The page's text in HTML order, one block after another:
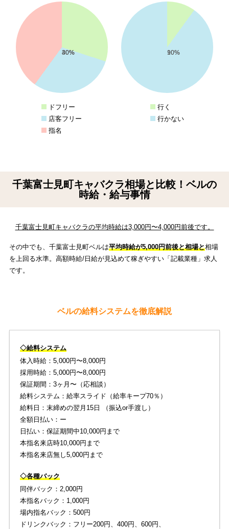
30%
30%
40%
ドフリー
店客フリー
指名
10%
90%
行く
行かない
千葉富士見町キャバクラ相場と比較！ベルの
時給・給与事情
千葉富士見町キャバクラの平均時給は3,000円〜4,000円前後です。
その中でも、千葉富士見町ベルは平均時給が5,000円前後と相場と相場
を上回る水準。高額時給/日給が見込めて稼ぎやすい「記載業種」求人
です。
ベルの給料システムを徹底解説
◇給料システム
体入時給：5,000円〜8,000円
採用時給：5,000円〜8,000円
保証期間：3ヶ月〜（応相談）
給料システム：給率スライド（給率キープ70％）
給料日：末締めの翌月15日 （振込or手渡し）
全額日払い：ー
日払い：保証期間中10,000円まで
本指名来店時10,000円まで
本指名来店無し5,000円まで
◇各種バック
同伴バック：2,000円
本指名バック：1,000円
場内指名バック：500円
ドリンクバック：フリー200円、400円、600円、